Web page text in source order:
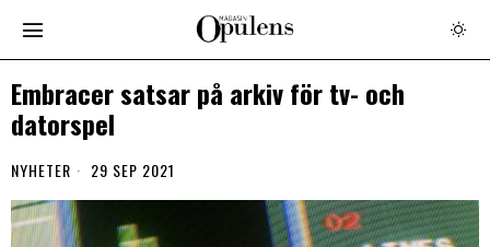
Embracer satsar på arkiv för tv- och
datorspel
NYHETER 29 SEP 2021